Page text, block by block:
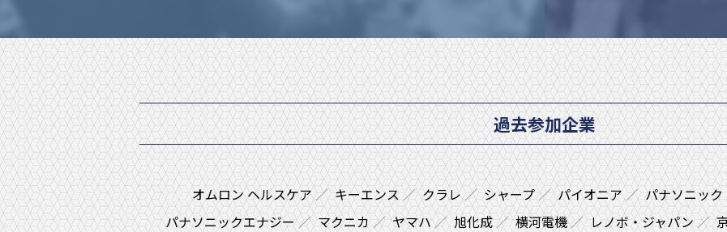
過去参加企業
オムロン ヘルスケア キーエンス クラレ シャープ パイオニア パナソニック
パナソニックエナジー
マクニカ ヤマハ 旭化成 横河電機 レノボ・ジャパン